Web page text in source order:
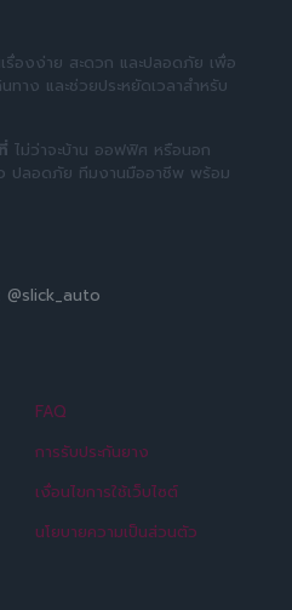
เรื่องง่าย สะดวก และปลอดภัย เพื่อ
าง และช่วยประหยัดเวลาสำหรับ
ไม่ว่าจะบ้าน ออฟฟิศ หรือนอก
ปลอดภัย ทีมงานมืออาชีพ พร้อม
@slick_auto
FAQ
การรับประกันยาง
เงื่อนไขการใช้เว็บไซต์
นโยบายความเป็นส่วนตัว